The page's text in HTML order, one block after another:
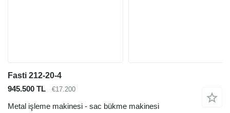
Fasti 212-20-4
945.500 TL
€17.200
Metal işleme makinesi - sac bükme makinesi